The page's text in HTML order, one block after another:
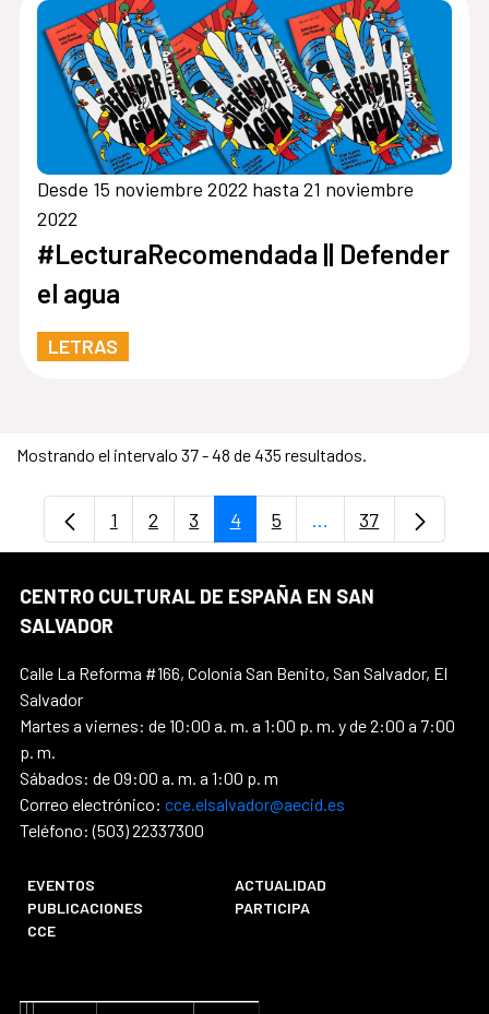
Desde 15 noviembre 2022 hasta 21 noviembre
2022
#LecturaRecomendada || Defender
el agua
LETRAS
Mostrando el intervalo 37 - 48 de 435 resultados.
Página
1 Página
2 Página
3 Página
4 Página
5 ...PáginasPágina
37
CENTRO CULTURAL DE ESPAÑA EN SAN
SALVADOR
Calle La Reforma #166, Colonia San Benito, San Salvador, El
Salvador
Martes a viernes: de 10:00 a. m. a 1:00 p. m. y de 2:00 a 7:00
p. m.
Sábados: de 09:00 a. m. a 1:00 p. m
Correo electrónico: cce.elsalvador@aecid.es
Teléfono: (503) 22337300
EVENTOS
ACTUALIDAD
PUBLICACIONES
PARTICIPA
CCE